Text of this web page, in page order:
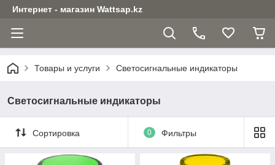
Интернет - магазин Wattsap.kz
Товары и услуги Светосигнальные индикаторы
Светосигнальные индикаторы
Сортировка 0 Фильтры